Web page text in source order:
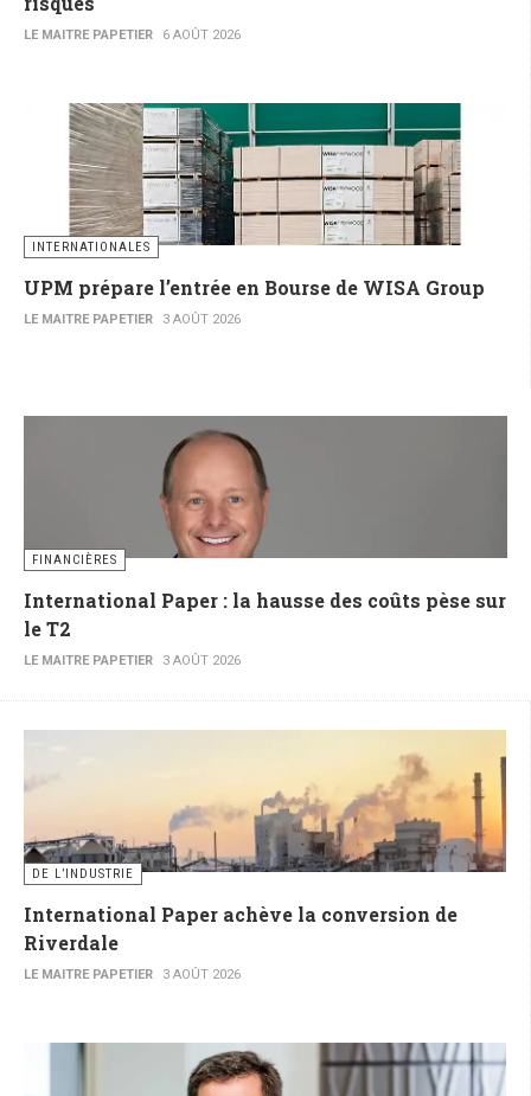
LE MAITRE PAPETIER 6 AOÛT 2026
INTERNATIONALES
UPM prépare l’entrée en Bourse de WISA Group
LE MAITRE PAPETIER 3 AOÛT 2026
FINANCIÈRES
International Paper : la hausse des coûts pèse sur
le T2
LE MAITRE PAPETIER 3 AOÛT 2026
DE L’INDUSTRIE
International Paper achève la conversion de
Riverdale
LE MAITRE PAPETIER 3 AOÛT 2026